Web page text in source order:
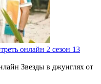
онлайн 2 сезон 13
Звезды в джунглях от